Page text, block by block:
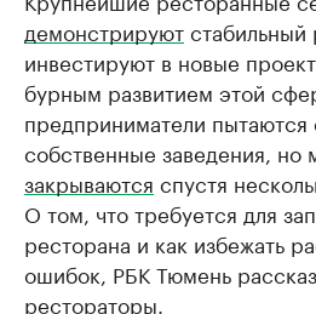
демонстрируютстабильный
инвестируют в новые
бурным развитием этой
предприниматели пытаются
собственные заведения, но
закрываются спустя
О том, что требуется для
ресторана и как избежать
ошибок, РБК Тюмень
рестораторы.